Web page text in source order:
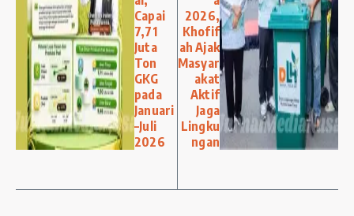
Capai
7,71
Juta
Ton
GKG
pada
Januari
–Juli
2026
2026,
Khofif
ah Ajak
Masyar
akat
Aktif
Jaga
Lingku
ngan